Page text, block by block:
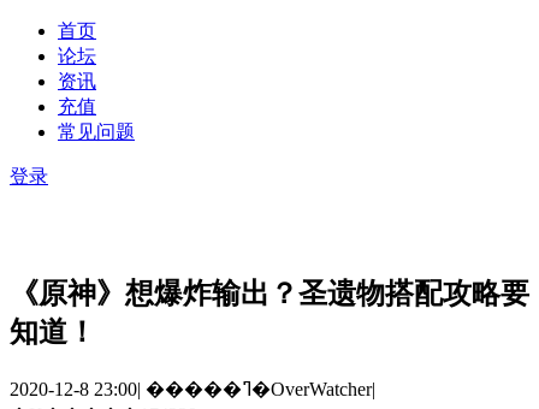
首页
论坛
资讯
充值
常见问题
登录
《原神》想爆炸输出？圣遗物搭配攻略要
知道！
2020-12-8 23:00| �����ߣ�OverWatcher|